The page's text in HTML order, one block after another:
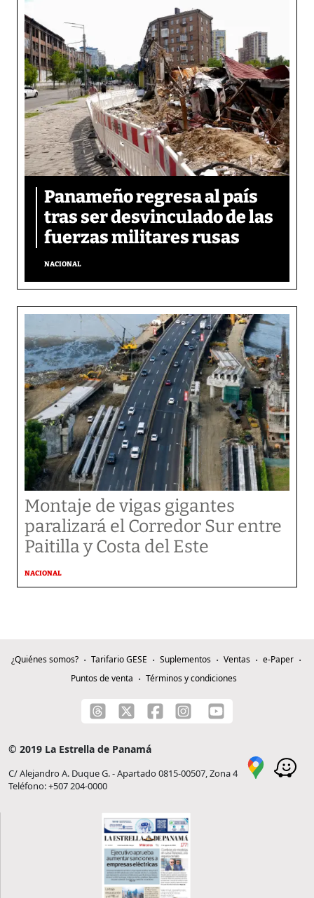
Panameño regresa al país
tras ser desvinculado de las
fuerzas militares rusas
NACIONAL
Montaje de vigas gigantes
paralizará el Corredor Sur entre
Paitilla y Costa del Este
NACIONAL
¿Quiénes somos? Tarifario GESE Suplementos Ventas
e-Paper
Puntos de venta
Términos y condiciones
© 2019 La Estrella de Panamá
C/ Alejandro A. Duque G. - Apartado 0815-00507, Zona 4
Teléfono: +507 204-0000